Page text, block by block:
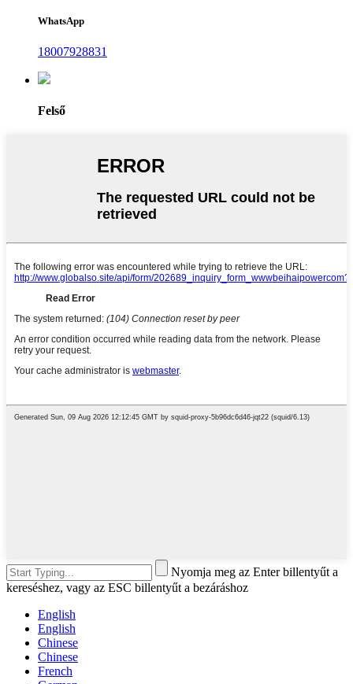
WhatsApp
18007928831
Felső
Nyomja meg az Enter billentyűt a
kereséshez, vagy az ESC billentyűt a bezáráshoz
English
English
Chinese
Chinese
French